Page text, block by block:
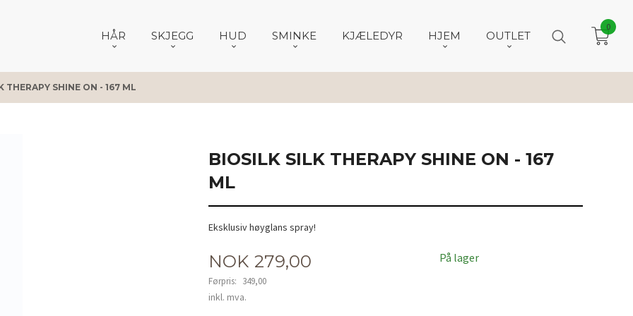
HÅR SKJEGG HUD SMINKE KJÆLEDYR HJEM OUTLET
0
THERAPY SHINE ON - 167 ML
BIOSILK SILK THERAPY SHINE ON - 167
ML
Eksklusiv høyglans spray!
Tilbud
NOK 279,00
Førpris: 349,00
Rabatt
inkl. mva.
På lager